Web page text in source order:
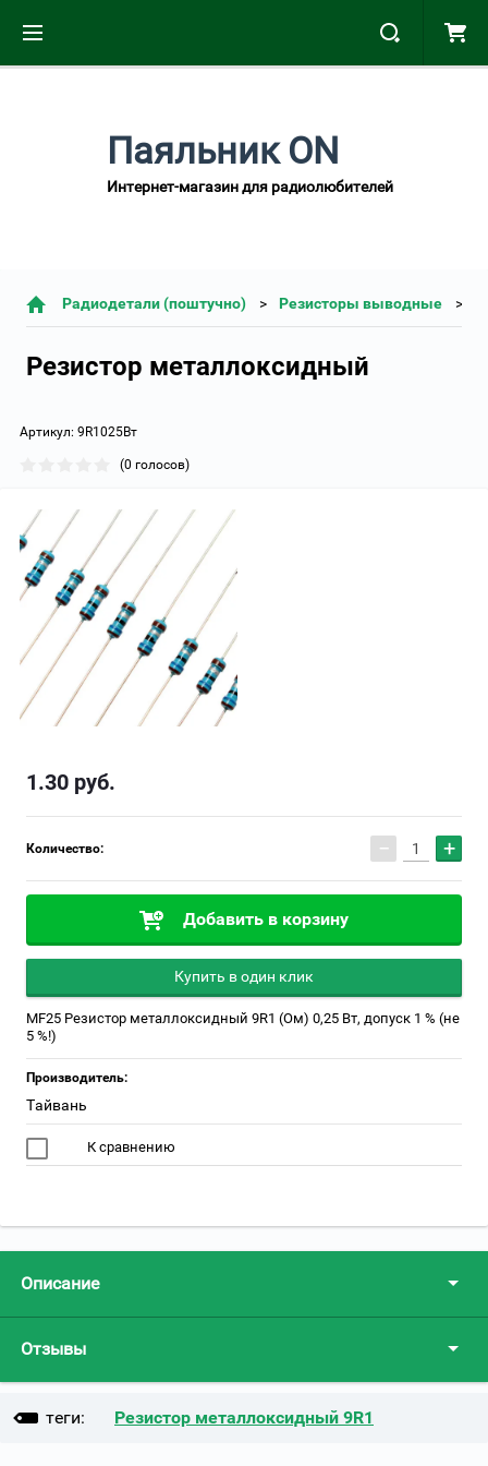
Паяльник ON
Интернет-магазин для радиолюбителей
Радиодетали (поштучно) Резисторы выводные
Резистор металлоксидный
Артикул: 9R1025Вт
(0 голосов)
1.30 руб.
Количество: − +
Добавить в корзину
Купить в один клик
MF25 Резистор металлоксидный 9R1 (Ом) 0,25 Вт, допуск 1 % (не
5 %!)
Производитель:
Тайвань
К сравнению
Описание
Отзывы
теги: Резистор металлоксидный 9R1